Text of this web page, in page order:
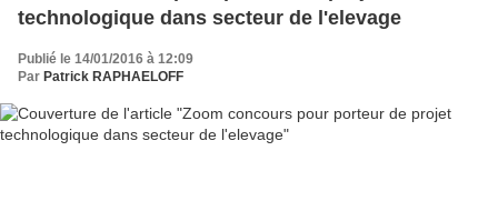
technologique dans secteur de l'elevage
Publié le 14/01/2016 à 12:09
Par Patrick RAPHAELOFF